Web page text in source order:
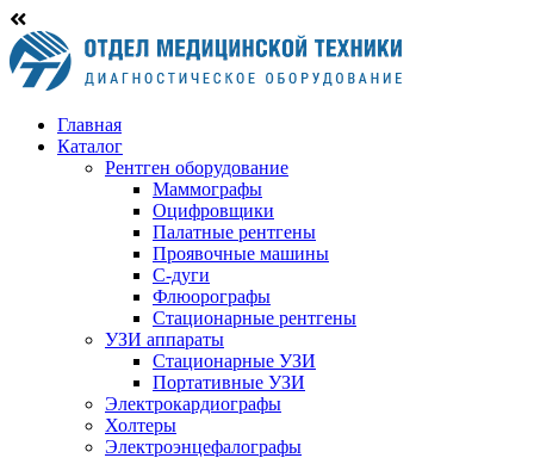
Главная
Каталог
Рентген оборудование
Маммографы
Оцифровщики
Палатные рентгены
Проявочные машины
С-дуги
Флюорографы
Стационарные рентгены
УЗИ аппараты
Стационарные УЗИ
Портативные УЗИ
Электрокардиографы
Холтеры
Электроэнцефалографы